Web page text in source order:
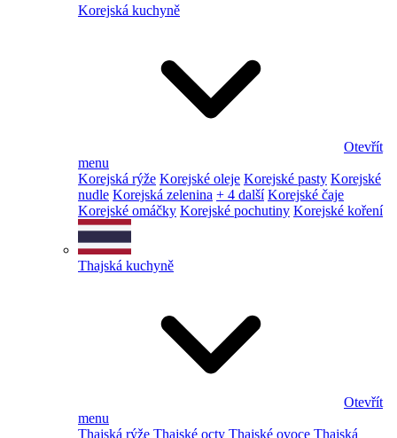
Korejská kuchyně
Otevřít
menu
Korejská rýže Korejské oleje Korejské pasty Korejské
nudle Korejská zelenina + 4 další Korejské čaje
Korejské omáčky Korejské pochutiny Korejské koření
Thajská kuchyně
Otevřít
menu
Thajská rýže Thajské octy Thajské ovoce Thajská